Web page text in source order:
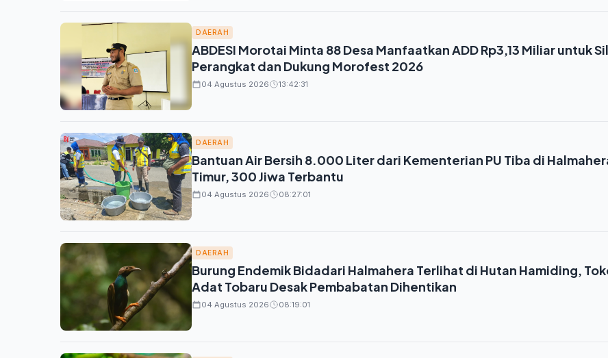
DAERAH
ABDESI Morotai Minta 88 Desa Manfaatkan ADD Rp3,13 Miliar untuk
Perangkat dan Dukung Morofest 2026
04 Agustus 2026 13:42:31
DAERAH
Bantuan Air Bersih 8.000 Liter dari Kementerian PU Tiba di
Timur, 300 Jiwa Terbantu
04 Agustus 2026 08:27:01
DAERAH
Burung Endemik Bidadari Halmahera Terlihat di Hutan Hamiding,
Adat Tobaru Desak Pembabatan Dihentikan
04 Agustus 2026 08:19:01